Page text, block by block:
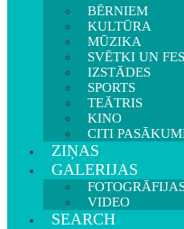
BĒRNIEM
KULTŪRA
MŪZIKA
SVĒTKI UN
IZSTĀDES
SPORTS
TEĀTRIS
KINO
CITI
ZIŅAS
GALERIJAS
VIDEO
SEARCH